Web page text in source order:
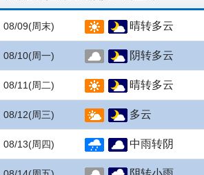
08/09(周末) 晴转多云
08/10(周一) 阴转多云
08/11 (周二) 晴转多云
08/12(周三) 多云
08/13(周四) 中雨转阴